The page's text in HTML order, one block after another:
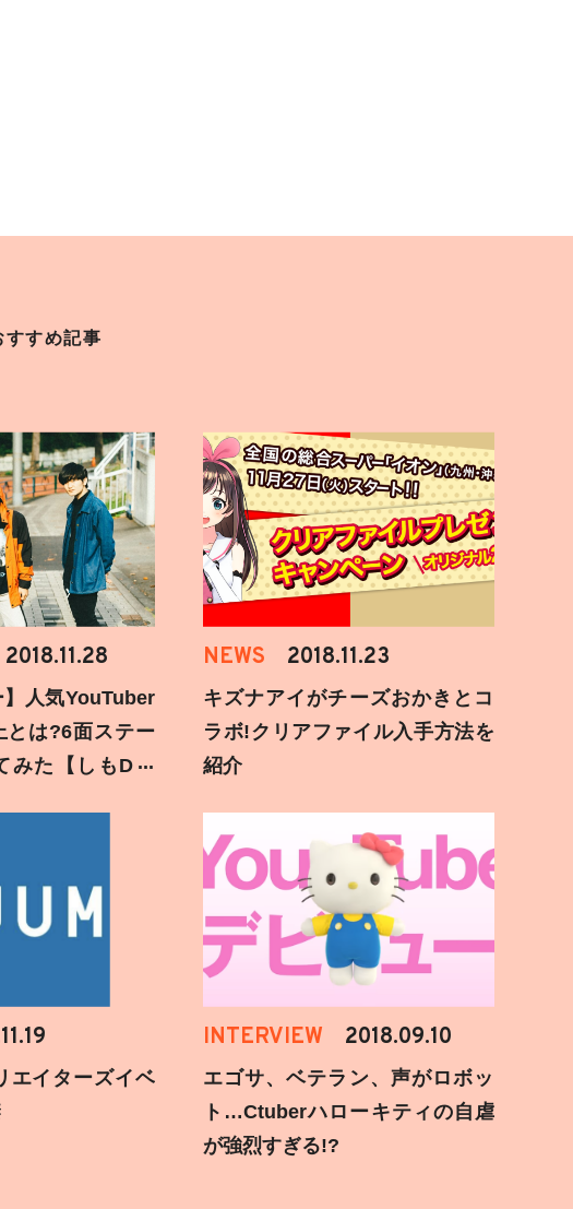
すすめ記事
2018.11.28
】人気YouTuber
とは?6面ステー
みた【しもD遅
NEWS 2018.11.23
キズナアイがチーズおかきとコ
ラボ!クリアファイル入手方法を
紹介
エイターズイベ
INTERVIEW 2018.09.10
エゴサ、ベテラン、声がロボッ
ト…Ctuberハローキティの自虐
が強烈すぎる!?